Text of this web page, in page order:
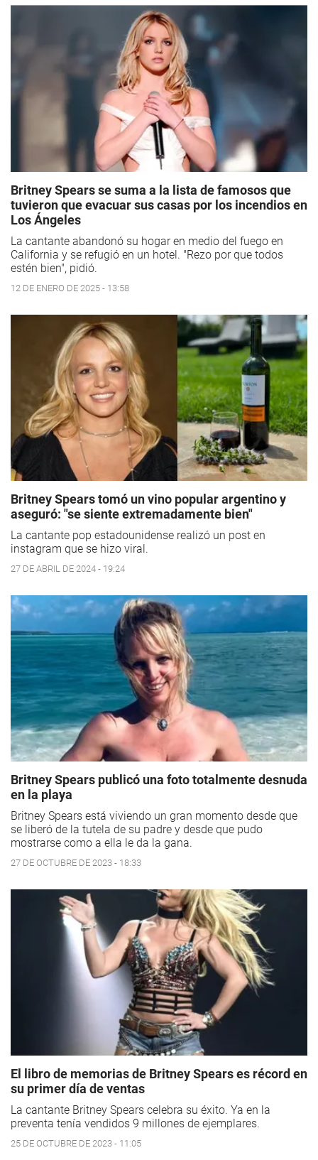
Britney Spears se suma a la lista de famosos que
tuvieron que evacuar sus casas por los incendios en
Los Ángeles
La cantante abandonó su hogar en medio del fuego en
California y se refugió en un hotel. "Rezo por que todos
estén bien", pidió.
12 DE ENERO DE 2025 - 13:58
Britney Spears tomó un vino popular argentino y
aseguró: "se siente extremadamente bien"
La cantante pop estadounidense realizó un post en
instagram que se hizo viral.
27 DE ABRIL DE 2024 - 19:24
Britney Spears publicó una foto totalmente desnuda
en la playa
Britney Spears está viviendo un gran momento desde que
se liberó de la tutela de su padre y desde que pudo
mostrarse como a ella le da la gana.
27 DE OCTUBRE DE 2023 - 18:33
El libro de memorias de Britney Spears es récord en
su primer día de ventas
La cantante Britney Spears celebra su éxito. Ya en la
preventa tenía vendidos 9 millones de ejemplares.
25 DE OCTUBRE DE 2023 - 11:05